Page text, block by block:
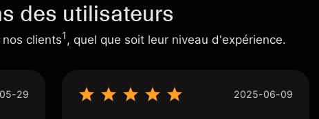
des utilisateurs
clients1, quel que soit leur niveau d'expérience.
29 2025-06-09